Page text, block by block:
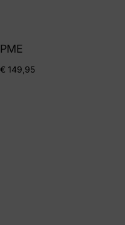
PME
€ 149,95